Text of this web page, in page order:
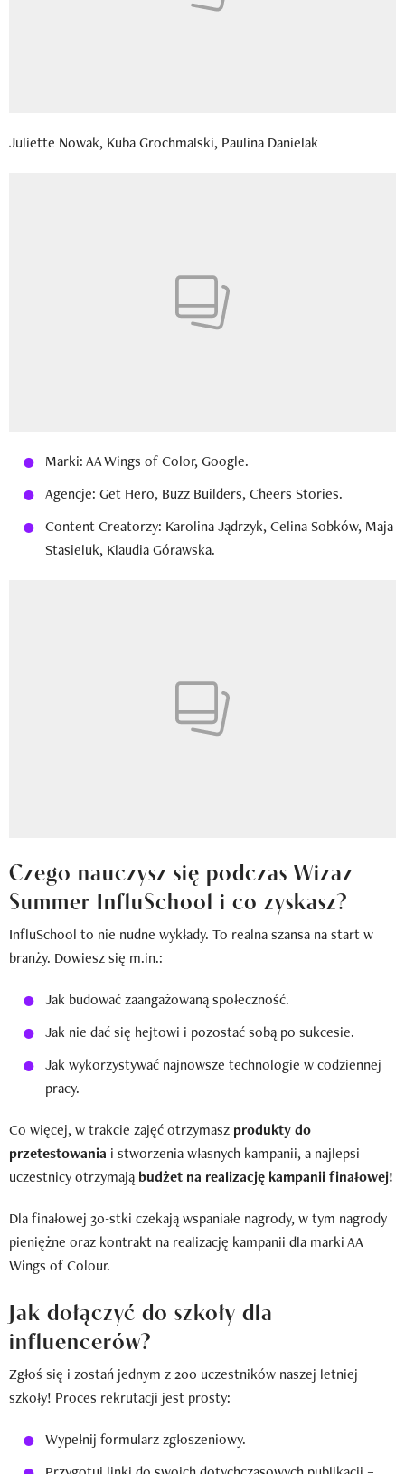
Juliette Nowak, Kuba Grochmalski, Paulina Danielak
Marki: AA Wings of Color, Google.
Agencje: Get Hero, Buzz Builders, Cheers Stories.
Content Creatorzy: Karolina Jądrzyk, Celina Sobków, Maja
Stasieluk, Klaudia Górawska.
Czego nauczysz się podczas Wizaz
Summer InfluSchool i co zyskasz?
InfluSchool to nie nudne wykłady. To realna szansa na start w
branży. Dowiesz się m.in.:
Jak budować zaangażowaną społeczność.
Jak nie dać się hejtowi i pozostać sobą po sukcesie.
Jak wykorzystywać najnowsze technologie w codziennej
pracy.
Co więcej, w trakcie zajęć otrzymasz produkty do
przetestowania i stworzenia własnych kampanii, a najlepsi
uczestnicy otrzymają budżet na realizację kampanii finałowej!
Dla finałowej 30-stki czekają wspaniałe nagrody, w tym nagrody
pieniężne oraz kontrakt na realizację kampanii dla marki AA
Wings of Colour.
Jak dołączyć do szkoły dla
influencerów?
Zgłoś się i zostań jednym z 200 uczestników naszej letniej
szkoły! Proces rekrutacji jest prosty:
Wypełnij formularz zgłoszeniowy.